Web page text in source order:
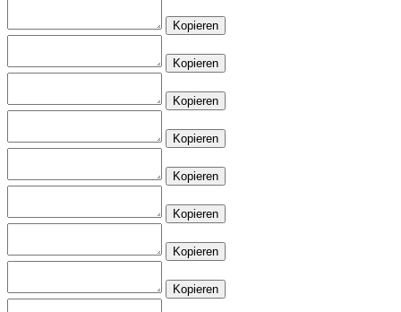
Kopieren
Kopieren
Kopieren
Kopieren
Kopieren
Kopieren
Kopieren
Kopieren